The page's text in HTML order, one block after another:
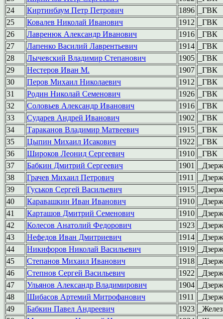
24
Киртинбаум Петр Петрович 1896
_ГВК
25
Ковалев Николай Иванович 1912
_ГВК
26
Лавренюк Александр Иванович 1916
_ГВК
27
Лапенко Василий Лаврентьевич 1914
_ГВК
28
Лычевский Владимир Степанович 1905
_ГВК
29
Нестеров Иван М. 1907
_ГВК
30
Перов Михаил Николаевич 1912
_ГВК
31
Родин Николай Семенович 1926
_ГВК
32
Соловьев Александр Иванович 1916
_ГВК
33
Сударев Андрей Иванович 1902
_ГВК
34
Тараканов Владимир Матвеевич 1915
_ГВК
35
Цыпин Михаил Исакович 1922
_ГВК
36
Широков Леонид Сергеевич 1910
_ГВК
37
Бабкин Дмитрий Сергеевич 1901
38
Грачев Михаил Петрович 1911
39
Гуськов Сергей Васильевич 1915
40
Каравашкин Иван Иванович 1910
41
Карташов Дмитрий Семенович 1910
42
Колесов Анатолий Федорович 1923
43
Нефедов Иван Дмитриевич 1914
44
Никифоров Николай Васильевич 1919
45
Степанов Михаил Иванович 1918
46
Степнов Сергей Васильевич 1922
47
Ульянов Александр Владимирович 1904
48
Шибасов Артемий Митрофанович 1911
49
Бабкин Павел Андреевич 1923